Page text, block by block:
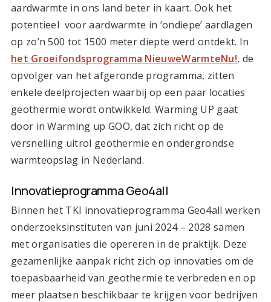
aardwarmte in ons land beter in kaart. Ook het
potentieel vooraardwarmte in ‘ondiepe’ aardlagen
op zo’n 500 tot 1500 meter diepte werd ontdekt. In
het Groeifondsprogramma NieuweWarmteNu!, de
opvolger van het afgeronde programma, zitten
enkele deelprojecten waarbij op een paar locaties
geothermie wordt ontwikkeld. Warming UP gaat
door in Warming up GOO, dat zich richt op de
versnelling uitrol geothermie en ondergrondse
warmteopslag in Nederland.
Innovatieprogramma Geo4all
Binnen het TKI innovatieprogramma Geo4all werken
onderzoeksinstituten van juni 2024 – 2028 samen
met organisaties die opereren in de praktijk. Deze
gezamenlijke aanpak richt zich op innovaties om de
toepasbaarheid van geothermie te verbreden en op
meer plaatsen beschikbaar te krijgen voor bedrijven